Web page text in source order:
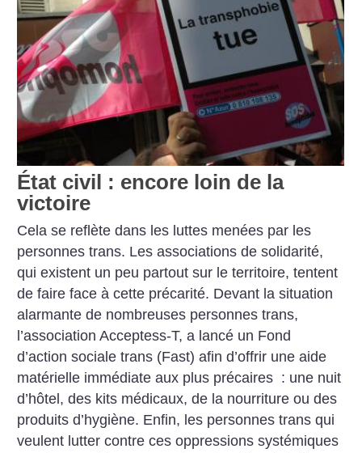
État civil : encore loin de la
victoire
Cela se reflète dans les luttes menées par les
personnes trans. Les associations de solidarité,
qui existent un peu partout sur le territoire, tentent
de faire face à cette précarité. Devant la situation
alarmante de nombreuses personnes trans,
l’association Acceptess-T, a lancé un Fond
d’action sociale trans (Fast) afin d’offrir une aide
matérielle immédiate aux plus précaires : une nuit
d’hôtel, des kits médicaux, de la nourriture ou des
produits d’hygiène. Enfin, les personnes trans qui
veulent lutter contre ces oppressions systémiques